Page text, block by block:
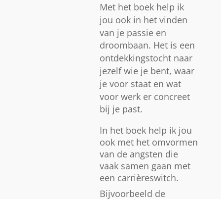
Met het boek help ik
jou ook in het vinden
van je passie en
droombaan. Het is een
ontdekkingstocht naar
jezelf wie je bent, waar
je voor staat en wat
voor werk er concreet
bij je past.
In het boek help ik jou
ook met het omvormen
van de angsten die
vaak samen gaan met
een carrièreswitch.
Bijvoorbeeld de